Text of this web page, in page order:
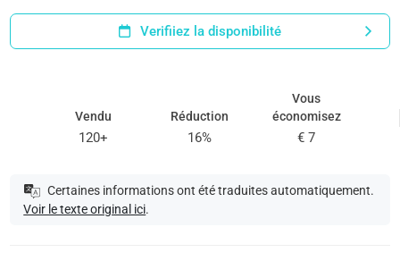
Verifiiez la disponibilité
Vendu
120+
Réduction
16%
Vous
économisez
€ 7
Certaines informations ont été traduites automatiquement.
Voir le texte original ici.